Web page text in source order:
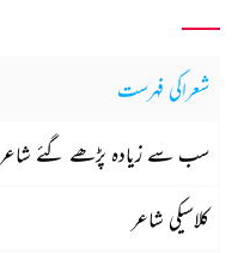
شعراکی فہرست
سب سے زیادہ پڑھے گئے شاعر
کلاسیکی شاعر